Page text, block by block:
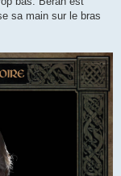
sa main sur le bras